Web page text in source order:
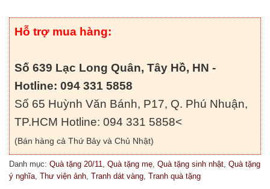
Hỗ trợ mua hàng:
Số 639 Lạc Long Quân, Tây Hồ, HN -
Hotline: 094 331 5858
Số 65 Huỳnh Văn Bánh, P17, Q. Phú Nhuận,
TP.HCM Hotline: 094 331 5858<
(Bán hàng cả Thứ Bảy và Chủ Nhật)
Danh mục: Quà tặng 20/11, Quà tặng mẹ, Quà tặng sinh nhật, Quà tặng
ý nghĩa, Thư viện ảnh, Tranh dát vàng, Tranh quà tặng